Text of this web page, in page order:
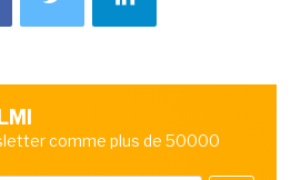
comme plus de 50000